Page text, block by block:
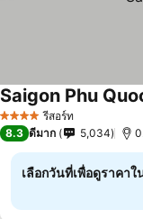
4 ดาว รีสอร์ท
Saigon Phu
8.3 ดีมาก 5,034
เลือกวันที่เพื่อดูราคา